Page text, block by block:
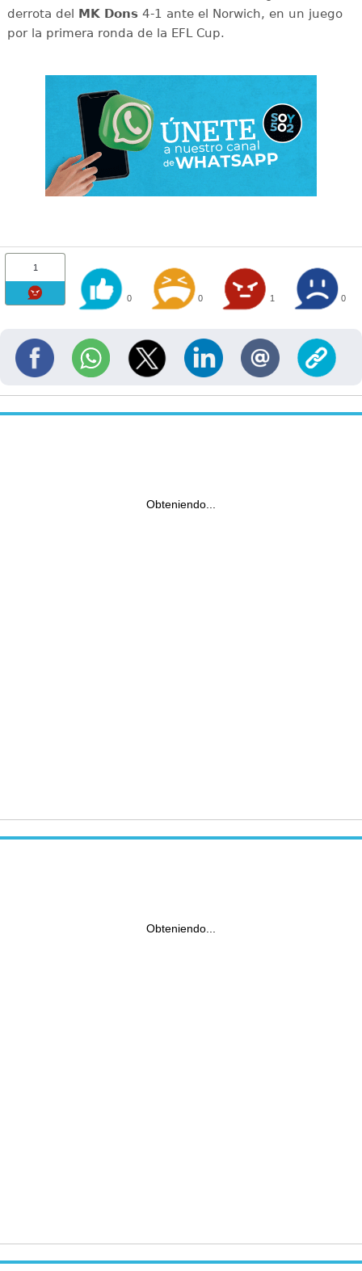
derrota del
MK Dons4-1 ante el Norwich, en un juego
por la primera ronda de la EFL Cup.
1
0 0 1 0
Obteniendo...
Obteniendo...